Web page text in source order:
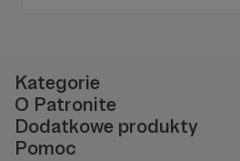
Kategorie
O Patronite
Dodatkowe produkty
Pomoc